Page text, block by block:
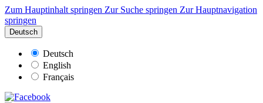
Zum Hauptinhalt springen Zur Suche springen Zur Hauptnavigation
springen
Deutsch
Deutsch
English
Français